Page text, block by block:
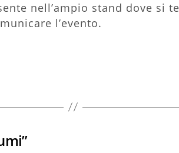
nell’ampio stand dove si
l’evento.